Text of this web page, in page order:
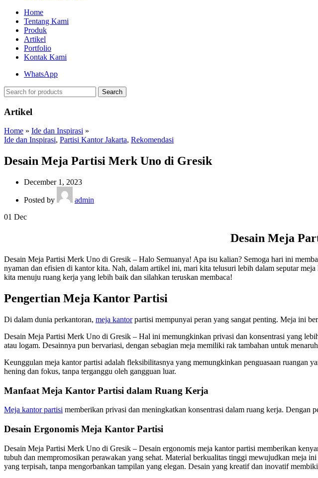
Home
Tentang Kami
Produk
Artikel
Portfolio
Kontak Kami
WhatsApp
Search
Artikel
Home » Ide dan Inspirasi »
Ide dan Inspirasi, Partisi Kantor Jakarta, Rekomendasi
Desain Meja Partisi Merk Uno di Gresik
December 1, 2023
Posted by
admin
01 Dec
Desain Meja
Desain Meja Partisi Merk Uno di Gresik – Halo Semuanya! Apa isu kalian? Semoga hari ini
nyaman dan efisien di kantor kita. Nah, dalam artikel ini, mari kita telusuri lebih dalam seputar
kita menuju ruang kerja yang lebih baik dan silahkan teruskan membaca!
Pengertian Meja Kantor Partisi
Di dalam dunia perkantoran, meja kantorpartisi mempunyai peran yang sangat penting. Meja ini
Desain Meja Partisi Merk Uno di Gresik – Hal ini memungkinkan privasi dan konsentrasi yang
atau logam. Desainnya pun bervariasi, dengan sebagian meja memiliki rak tambahan untuk
Keunggulan meja kantor partisi adalah fleksibilitasnya yang memungkinkan penguasaan ruangan
hening dan fokus, tanpa terganggu oleh gangguan luar.
Manfaat Meja Kantor Partisi dalam Ruang Kerja
Meja kantor partisi memberikan privasi dan meningkatkan konsentrasi dalam ruang kerja. Dengan
Desain Ergonomis Meja Kantor Partisi
Desain Meja Partisi Merk Uno di Gresik – Desain ergonomis meja kantor partisi memberikan
tubuh dan mempromosikan perawakan yang sehat. Material berkualitas tinggi mewujudkan meja
yang terpisah, tanpa mengorbankan tampilan yang elegan. Desain yang kreatif dan inovatif